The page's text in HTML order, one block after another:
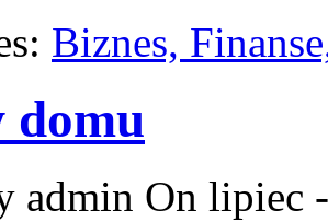
Biznes,
domu
admin On lipiec